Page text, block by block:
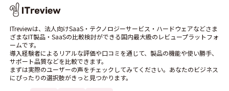
ITreviewは、法人向けSaaS・テクノロジーサービス・ハードウェアなどさま
ざまなIT製品・SaaSの比較検討ができる国内最大級のレビュープラットフォ
ームです。
導入経験者によるリアルな評価や口コミを通じて、製品の機能や使い勝手、
サポート品質などを比較できます。
まずは実際のユーザーの声をチェックしてみてください。あなたのビジネス
にぴったりの選択肢がきっと見つかります。